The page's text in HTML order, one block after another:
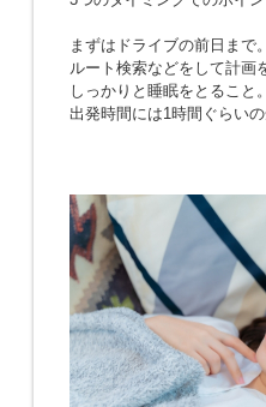
まずはドライブの前日まで。
ルート検索などをして計画
しっかりと睡眠をとること
出発時間には1時間ぐらいの